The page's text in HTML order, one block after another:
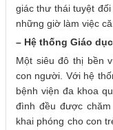
giác thư thái tuyệt
những giờ làm việc
– Hệ thống Giáo
Một siêu đô thị bền
con người. Với hệ
bệnh viện đa khoa
đình đều được
khai phóng cho con